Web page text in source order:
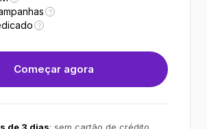
?
?
Começar agora
de 3 dias: sem cartão de crédito